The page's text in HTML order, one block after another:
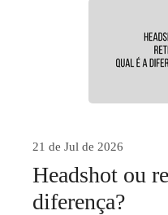
21 de Jul de 2026
Headshot ou
diferença?